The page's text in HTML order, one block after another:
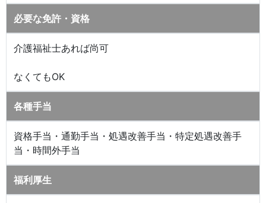
必要な免許・資格
介護福祉士あれば尚可
なくてもOK
各種手当
資格手当・通勤手当・処遇改善手当・特定処遇改善手
当・時間外手当
福利厚生